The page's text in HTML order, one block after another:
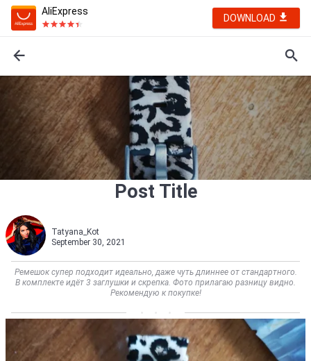
AliExpress
DOWNLOAD
Post Title
Tatyana_Kot
September 30, 2021
Ремешок супер подходит идеально, даже чуть длиннее от стандартного.
В комплекте идёт 3 заглушки и скрепка. Фото прилагаю разницу видно.
Рекомендую к покупке!